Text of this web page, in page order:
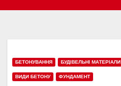
БЕТОНУВАННЯ БУДІВЕЛЬНІ МАТЕРІАЛИ
ВИДИ БЕТОНУ ФУНДАМЕНТ